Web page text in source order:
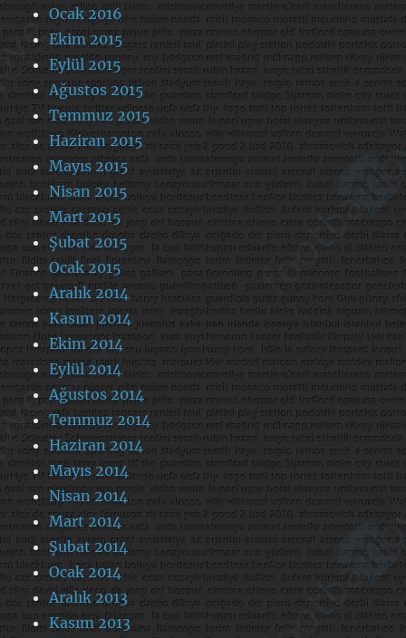
Ocak 2016
Ekim 2015
Eylül 2015
Ağustos 2015
Temmuz 2015
Haziran 2015
Mayıs 2015
Nisan 2015
Mart 2015
Şubat 2015
Ocak 2015
Aralık 2014
Kasım 2014
Ekim 2014
Eylül 2014
Ağustos 2014
Temmuz 2014
Haziran 2014
Mayıs 2014
Nisan 2014
Mart 2014
Şubat 2014
Ocak 2014
Aralık 2013
Kasım 2013